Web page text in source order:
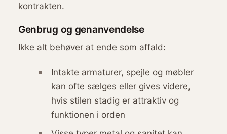
kontrakten.
Genbrug og genanvendelse
Ikke alt behøver at ende som affald:
Intakte armaturer, spejle og møbler
kan ofte sælges eller gives videre,
hvis stilen stadig er attraktiv og
funktionen i orden